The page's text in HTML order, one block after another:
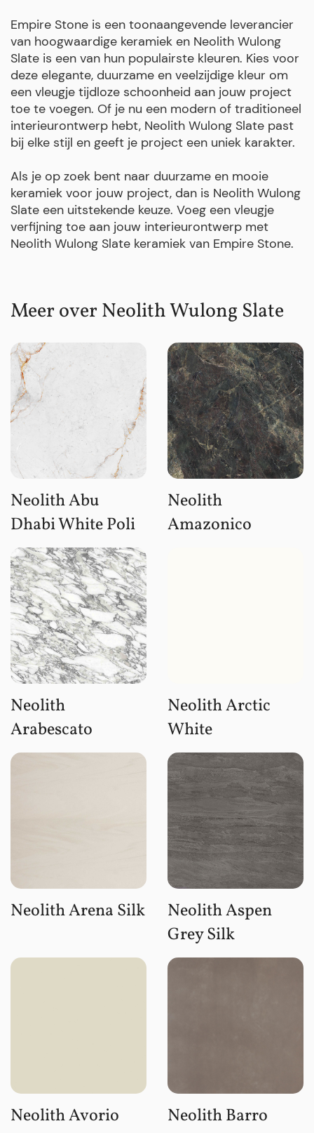
Empire Stone is een toonaangevende leverancier
van hoogwaardige keramiek en Neolith Wulong
Slate is een van hun populairste kleuren. Kies voor
deze elegante, duurzame en veelzijdige kleur om
een vleugje tijdloze schoonheid aan jouw project
toe te voegen. Of je nu een modern of traditioneel
interieurontwerp hebt, Neolith Wulong Slate past
bij elke stijl en geeft je project een uniek karakter.
Als je op zoek bent naar duurzame en mooie
keramiek voor jouw project, dan is Neolith Wulong
Slate een uitstekende keuze. Voeg een vleugje
verfijning toe aan jouw interieurontwerp met
Neolith Wulong Slate keramiek van Empire Stone.
Meer over Neolith Wulong Slate
Neolith Abu
Dhabi White Poli
Neolith
Amazonico
Neolith
Arabescato
Neolith Arctic
White
Neolith Arena Silk
Neolith Aspen
Grey Silk
Neolith Avorio Neolith Barro